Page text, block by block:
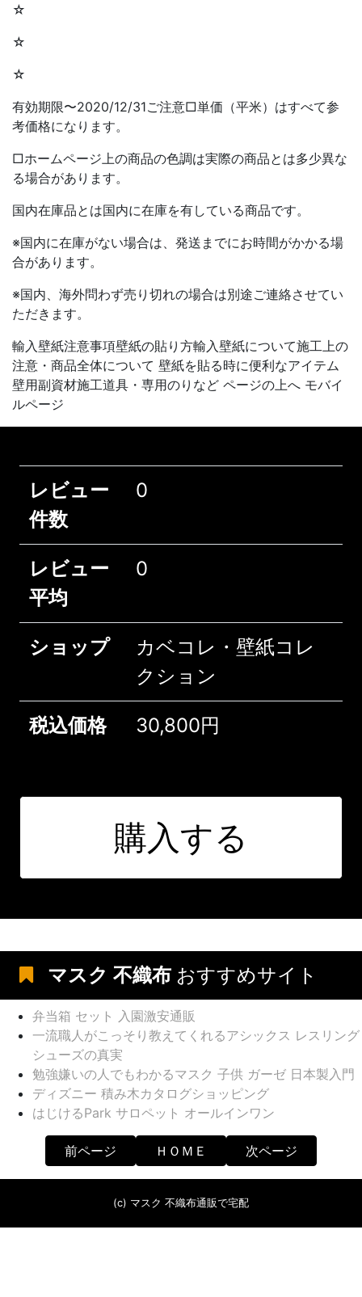
☆
☆
☆
有効期限〜2020/12/31ご注意□単価（平米）はすべて参
考価格になります。
□ホームページ上の商品の色調は実際の商品とは多少異な
る場合があります。
国内在庫品とは国内に在庫を有している商品です。
※国内に在庫がない場合は、発送までにお時間がかかる場
合があります。
※国内、海外問わず売り切れの場合は別途ご連絡させてい
ただきます。
輸入壁紙注意事項壁紙の貼り方輸入壁紙について施工上の
注意・商品全体について 壁紙を貼る時に便利なアイテム
壁用副資材施工道具・専用のりなど ページの上へ モバイ
ルページ
レビュー
件数
0
レビュー
平均
0
ショップ
カベコレ・壁紙コレ
クション
税込価格 30,800円
購入する
マスク 不織布 おすすめサイト
弁当箱 セット 入園激安通販
一流職人がこっそり教えてくれるアシックス レスリング
シューズの真実
勉強嫌いの人でもわかるマスク 子供 ガーゼ 日本製入門
ディズニー 積み木カタログショッピング
はじけるPark サロペット オールインワン
前ページ ＨＯＭＥ 次ページ
(c) マスク 不織布通販で宅配